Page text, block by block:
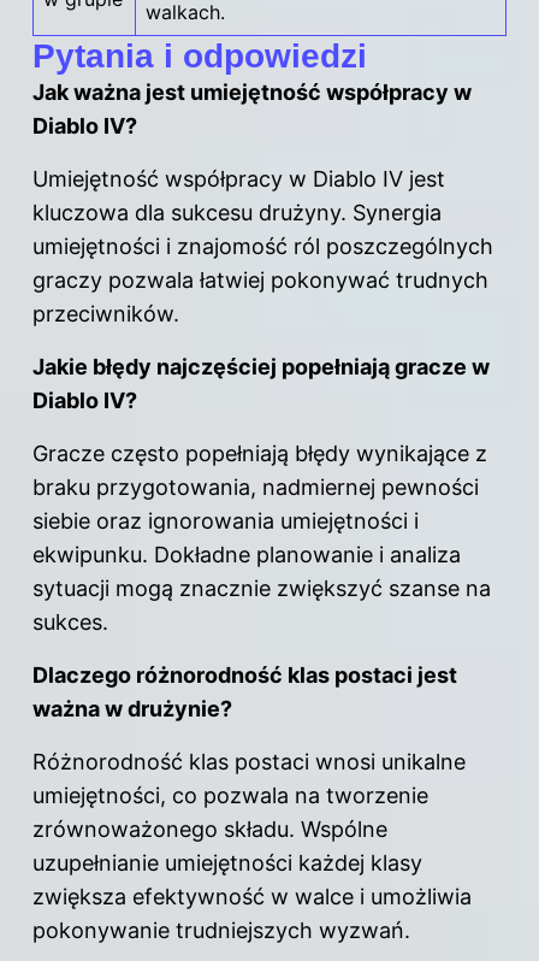
walkach.
Pytania i odpowiedzi
Jak ważna jest umiejętność współpracy w
Diablo IV?
Umiejętność współpracy w Diablo IV jest
kluczowa dla sukcesu drużyny. Synergia
umiejętności i znajomość ról poszczególnych
graczy pozwala łatwiej pokonywać trudnych
przeciwników.
Jakie błędy najczęściej popełniają gracze w
Diablo IV?
Gracze często popełniają błędy wynikające z
braku przygotowania, nadmiernej pewności
siebie oraz ignorowania umiejętności i
ekwipunku. Dokładne planowanie i analiza
sytuacji mogą znacznie zwiększyć szanse na
sukces.
Dlaczego różnorodność klas postaci jest
ważna w drużynie?
Różnorodność klas postaci wnosi unikalne
umiejętności, co pozwala na tworzenie
zrównoważonego składu. Wspólne
uzupełnianie umiejętności każdej klasy
zwiększa efektywność w walce i umożliwia
pokonywanie trudniejszych wyzwań.